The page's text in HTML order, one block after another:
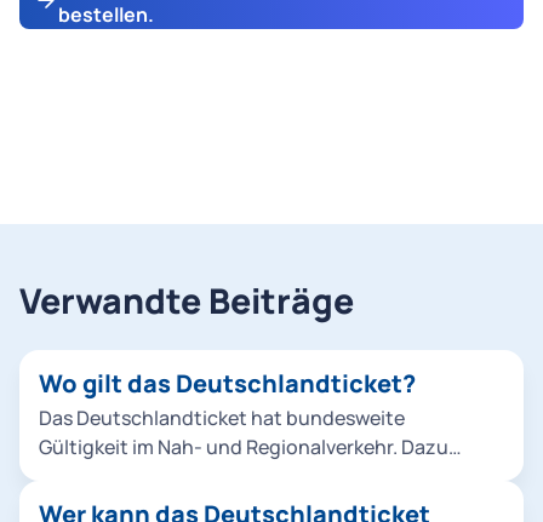
bestellen.
Verwandte Beiträge
Wo gilt das Deutschlandticket?
Das Deutschlandticket hat bundesweite
Gültigkeit im Nah- und Regionalverkehr. Dazu
und S-Bahnen Trambahnen Regionalzüge (2.
Wer kann das Deutschlandticket